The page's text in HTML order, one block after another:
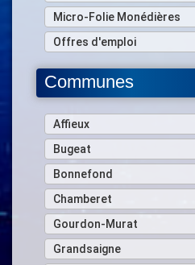
Micro-Folie Monédières
Offres d'emploi
Communes
Affieux
Bugeat
Bonnefond
Chamberet
Gourdon-Murat
Grandsaigne